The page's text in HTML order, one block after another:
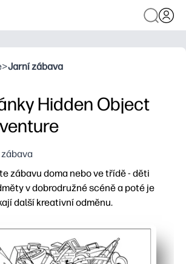
>Jarní zábava
Hidden Object
zábavu doma nebo ve třídě - děti
v dobrodružné scéně a poté je
další kreativní odměnu.
- stačí jej vytisknout a rozdat
a vizuální skenování - cíle hledání